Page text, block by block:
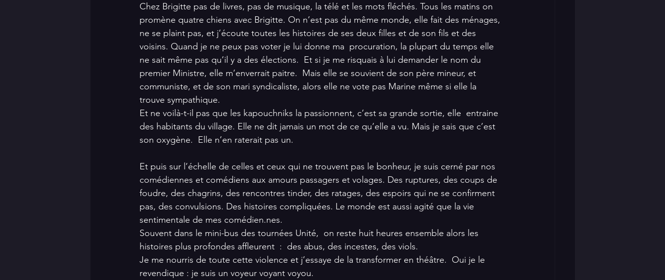
Chez Brigitte pas de livres, pas de musique, la télé et les mots fléchés. Tous les matins on
promène quatre chiens avec Brigitte. On n’est pas du même monde, elle fait des ménages,
ne se plaint pas, et j’écoute toutes les histoires de ses deux filles et de son fils et des
voisins. Quand je ne peux pas voter je lui donne ma  procuration, la plupart du temps elle
ne sait même pas qu’il y a des élections.  Et si je me risquais à lui demander le nom du
premier Ministre, elle m’enverrait paitre.  Mais elle se souvient de son père mineur, et
communiste, et de son mari syndicaliste, alors elle ne vote pas Marine même si elle la
trouve sympathique.
Et ne voilà-t-il pas que les kapouchniks la passionnent, c’est sa grande sortie, elle  entraine
des habitants du village. Elle ne dit jamais un mot de ce qu’elle a vu. Mais je sais que c’est
son oxygène.  Elle n’en raterait pas un.
Et puis sur l’échelle de celles et ceux qui ne trouvent pas le bonheur, je suis cerné par nos
comédiennes et comédiens aux amours passagers et volages. Des ruptures, des coups de
foudre, des chagrins, des rencontres tinder, des ratages, des espoirs qui ne se confirment
pas, des convulsions. Des histoires compliquées. Le monde est aussi agité que la vie
sentimentale de mes comédien.nes.
Souvent dans le mini-bus des tournées Unité,  on reste huit heures ensemble alors les
histoires plus profondes affleurent  :  des abus, des incestes, des viols.
Je me nourris de toute cette violence et j’essaye de la transformer en théâtre.  Oui je le
revendique : je suis un voyeur voyant voyou.